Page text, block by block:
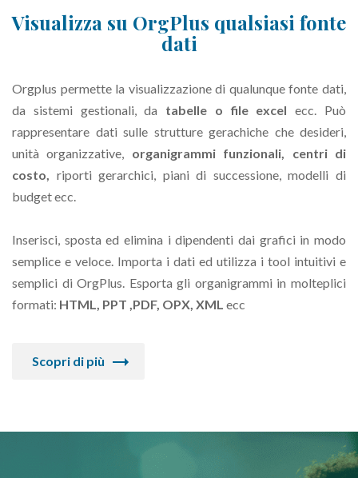
Visualizza su OrgPlus qualsiasi fonte
dati
Orgplus permette la visualizzazione di qualunque fonte dati,
da sistemi gestionali, da tabelle o file excel ecc. Può
rappresentare dati sulle strutture gerachiche che desideri,
unità organizzative, organigrammi funzionali, centri di
costo,
riporti gerarchici, piani di successione, modelli di
budget ecc.
Inserisci, sposta ed elimina i dipendenti dai grafici in modo
semplice e veloce. Importa i dati ed utilizza i tool intuitivi e
semplici di OrgPlus. Esporta gli organigrammi in molteplici
formati: HTML, PPT ,PDF, OPX, XML ecc
Scopri di più